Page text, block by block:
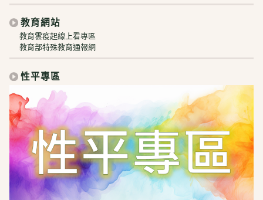
教育網站
教育雲疫起線上看專區
教育部特殊教育通報網
性平專區